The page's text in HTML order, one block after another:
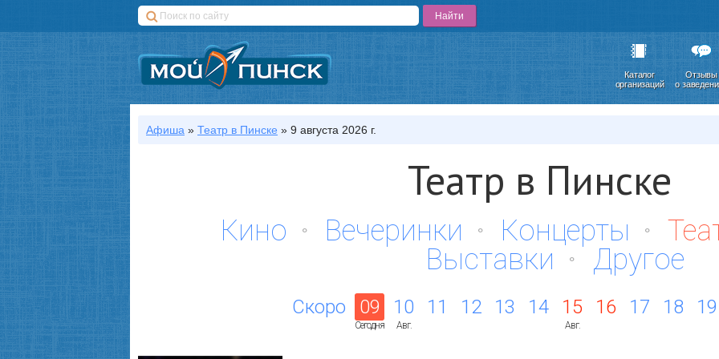
Каталог
организаций
Отзывы
о
Афиша » Театр в Пинске » 9 августа 2026 г.
Театр в Пинске
Кино Вечеринки Концерты
Выставки
Другое
Скоро 09
Сегодня
10
Авг.
11 12 13 14 15
Авг.
16 17 18 19